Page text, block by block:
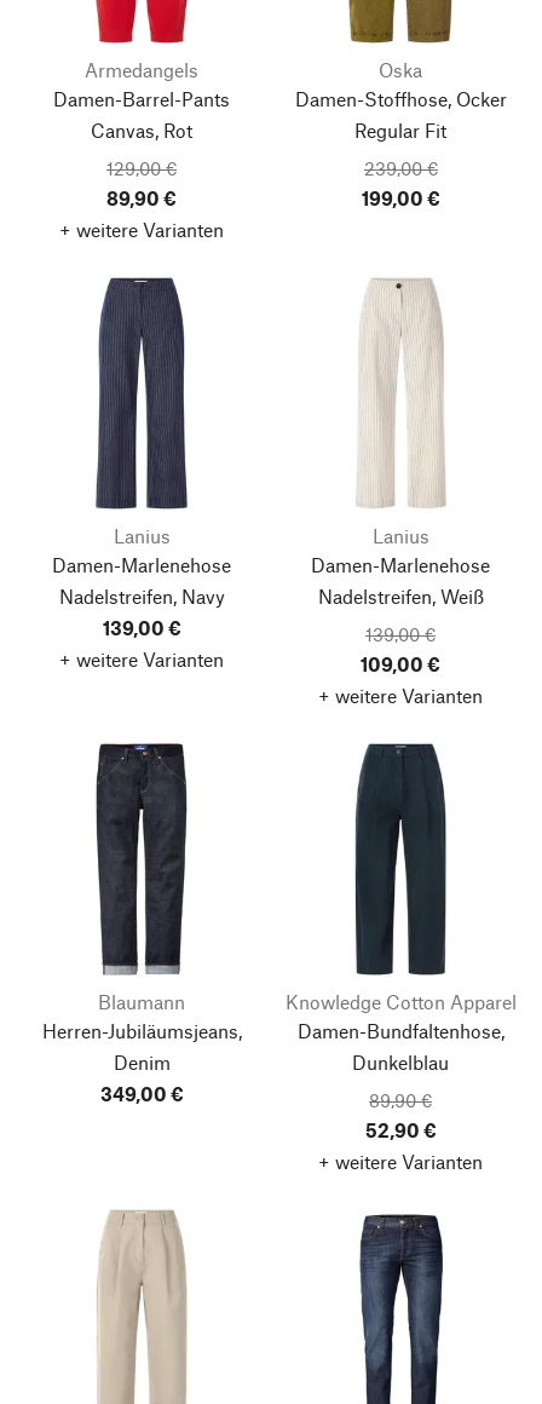
Armedangels
Damen-Barrel-Pants
Canvas, Rot
129,00 €
89,90 €
+ weitere Varianten
Oska
Damen-Stoffhose, Ocker
Regular Fit
239,00 €
199,00 €
Lanius
Damen-Marlenehose
Nadelstreifen, Navy
139,00 €
+ weitere Varianten
Lanius
Damen-Marlenehose
Nadelstreifen, Weiß
139,00 €
109,00 €
+ weitere Varianten
Blaumann
Herren-Jubiläumsjeans,
Denim
349,00 €
Knowledge Cotton Apparel
Damen-Bundfaltenhose,
Dunkelblau
89,90 €
52,90 €
+ weitere Varianten